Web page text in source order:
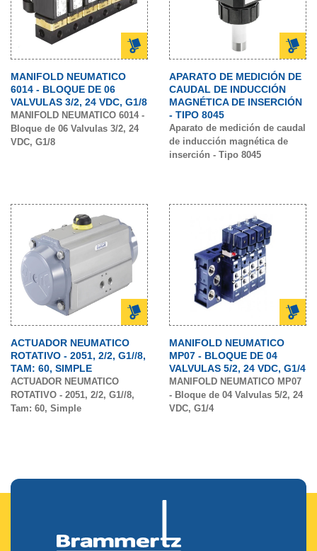
MANIFOLD NEUMATICO
6014 - BLOQUE DE 06
VALVULAS 3/2, 24 VDC, G1/8
MANIFOLD NEUMATICO 6014 -
Bloque de 06 Valvulas 3/2, 24
VDC, G1/8
APARATO DE MEDICIÓN DE
CAUDAL DE INDUCCIÓN
MAGNÉTICA DE INSERCIÓN
- TIPO 8045
Aparato de medición de caudal
de inducción magnética de
inserción - Tipo 8045
ACTUADOR NEUMATICO
ROTATIVO - 2051, 2/2, G1//8,
TAM: 60, SIMPLE
ACTUADOR NEUMATICO
ROTATIVO - 2051, 2/2, G1//8,
Tam: 60, Simple
MANIFOLD NEUMATICO
MP07 - BLOQUE DE 04
VALVULAS 5/2, 24 VDC, G1/4
MANIFOLD NEUMATICO MP07
- Bloque de 04 Valvulas 5/2, 24
VDC, G1/4